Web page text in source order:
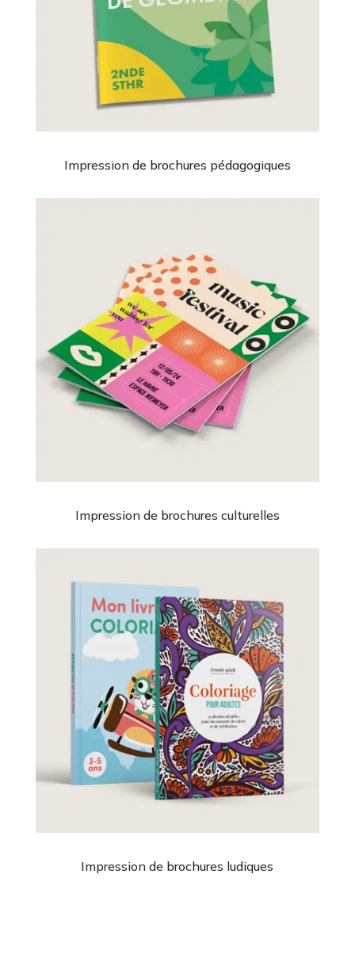
Impression de brochures pédagogiques
Impression de brochures culturelles
Impression de brochures ludiques